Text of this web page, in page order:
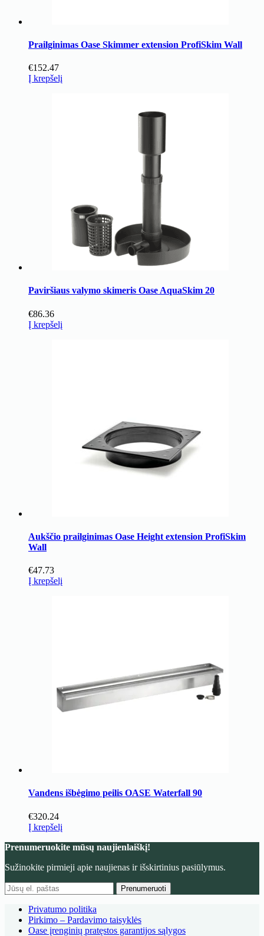
Prailginimas Oase Skimmer extension ProfiSkim Wall
€152.47
Į krepšelį
Paviršiaus valymo skimeris Oase AquaSkim 20
€86.36
Į krepšelį
Aukščio prailginimas Oase Height extension ProfiSkim
Wall
€47.73
Į krepšelį
Vandens išbėgimo peilis OASE Waterfall 90
€320.24
Į krepšelį
Prenumeruokite mūsų naujienlaiškį!
Sužinokite pirmieji apie naujienas ir išskirtinius pasiūlymus.
Prenumeruoti
Privatumo politika
Pirkimo – Pardavimo taisyklės
Oase įrenginių pratęstos garantijos sąlygos